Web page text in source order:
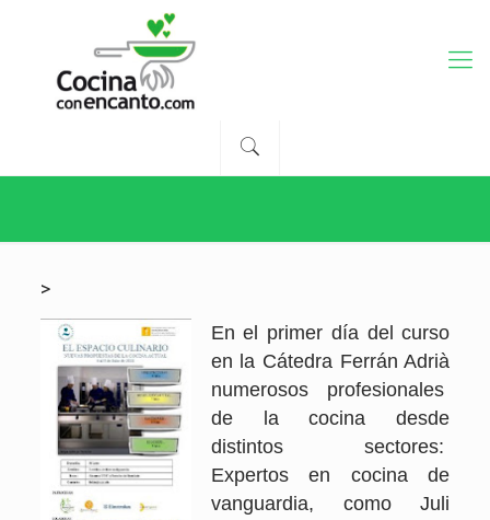
>
En el primer día del curso
en la Cátedra Ferrán Adrià
numerosos profesionales
de la cocina desde
distintos sectores:
Expertos en cocina de
vanguardia, como Juli